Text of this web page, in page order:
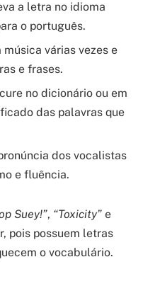
a letra no idioma
o português.
música várias vezes e
e frases.
no dicionário ou em
das palavras que
dos vocalistas
e fluência.
Suey!”, “Toxicity” e
pois possuem letras
o vocabulário.